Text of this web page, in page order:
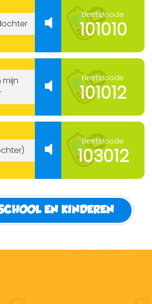
Bestelcode
101010
mijn
Bestelcode
101012
Bestelcode
103012
EN KINDEREN